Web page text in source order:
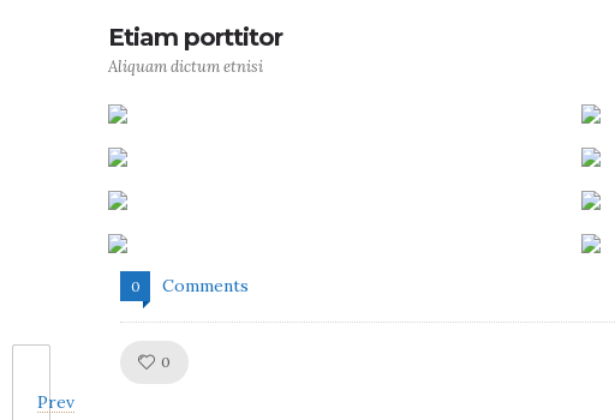
Prev
Etiam porttitor
Aliquam dictum etnisi
0 Comments
0